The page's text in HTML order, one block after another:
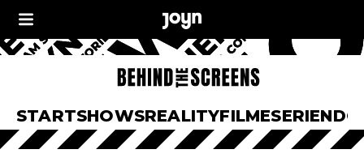
STARTSHOWSREALITYFILMESERIEN